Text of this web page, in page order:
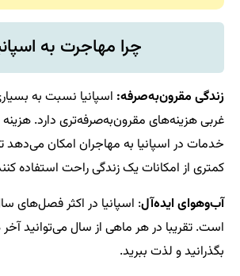
چرا مهاجرت به
زندگی مقرون‌به‌صرفه: اسپانیا نسبت به
غربی هزینه‌های مقرون‌به‌صرفه‌تری دارد.
خدمات در اسپانیا به مهاجران امکان می‌دهد
کمتری از امکانات یک زندگی راحت استفاده
آب‌وهوای ایده‌آل: اسپانیا در اکثر فصل‌های
است. تقریبا در هر ماهی از سال می‌توانید
بگذرانید و لذت ببرید.